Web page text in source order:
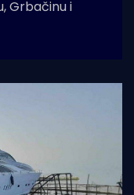
Grbačinu i